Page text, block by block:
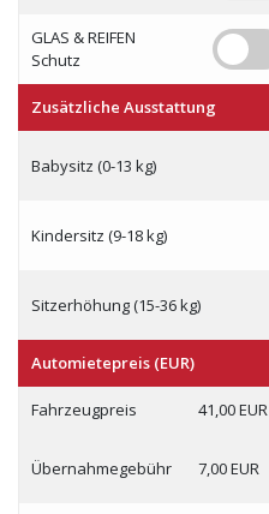
GLAS & REIFEN
Schutz
Zusätzliche Ausstattung
Babysitz (0-13 kg)
Kindersitz (9-18 kg)
Sitzerhöhung (15-36 kg)
Automietepreis (EUR)
Fahrzeugpreis 41,00 EUR
Übernahmegebühr 7,00 EUR